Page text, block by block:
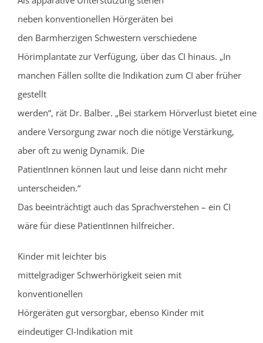
neben konventionellen Hörgeräten bei
den Barmherzigen Schwestern verschiedene
Hörimplantate zur Verfügung, über das CI hinaus. „In
manchen Fällen sollte die Indikation zum CI aber früher
gestellt
werden“, rät Dr. Balber. „Bei starkem Hörverlust bietet eine
andere Versorgung zwar noch die nötige Verstärkung,
aber oft zu wenig Dynamik. Die
PatientInnen können laut und leise dann nicht mehr
unterscheiden.“
Das beeinträchtigt auch das Sprachverstehen – ein CI
wäre für diese PatientInnen hilfreicher.
Kinder mit leichter bis
mittelgradiger Schwerhörigkeit seien mit
konventionellen
Hörgeräten gut versorgbar, ebenso Kinder mit
eindeutiger CI-Indikation mit